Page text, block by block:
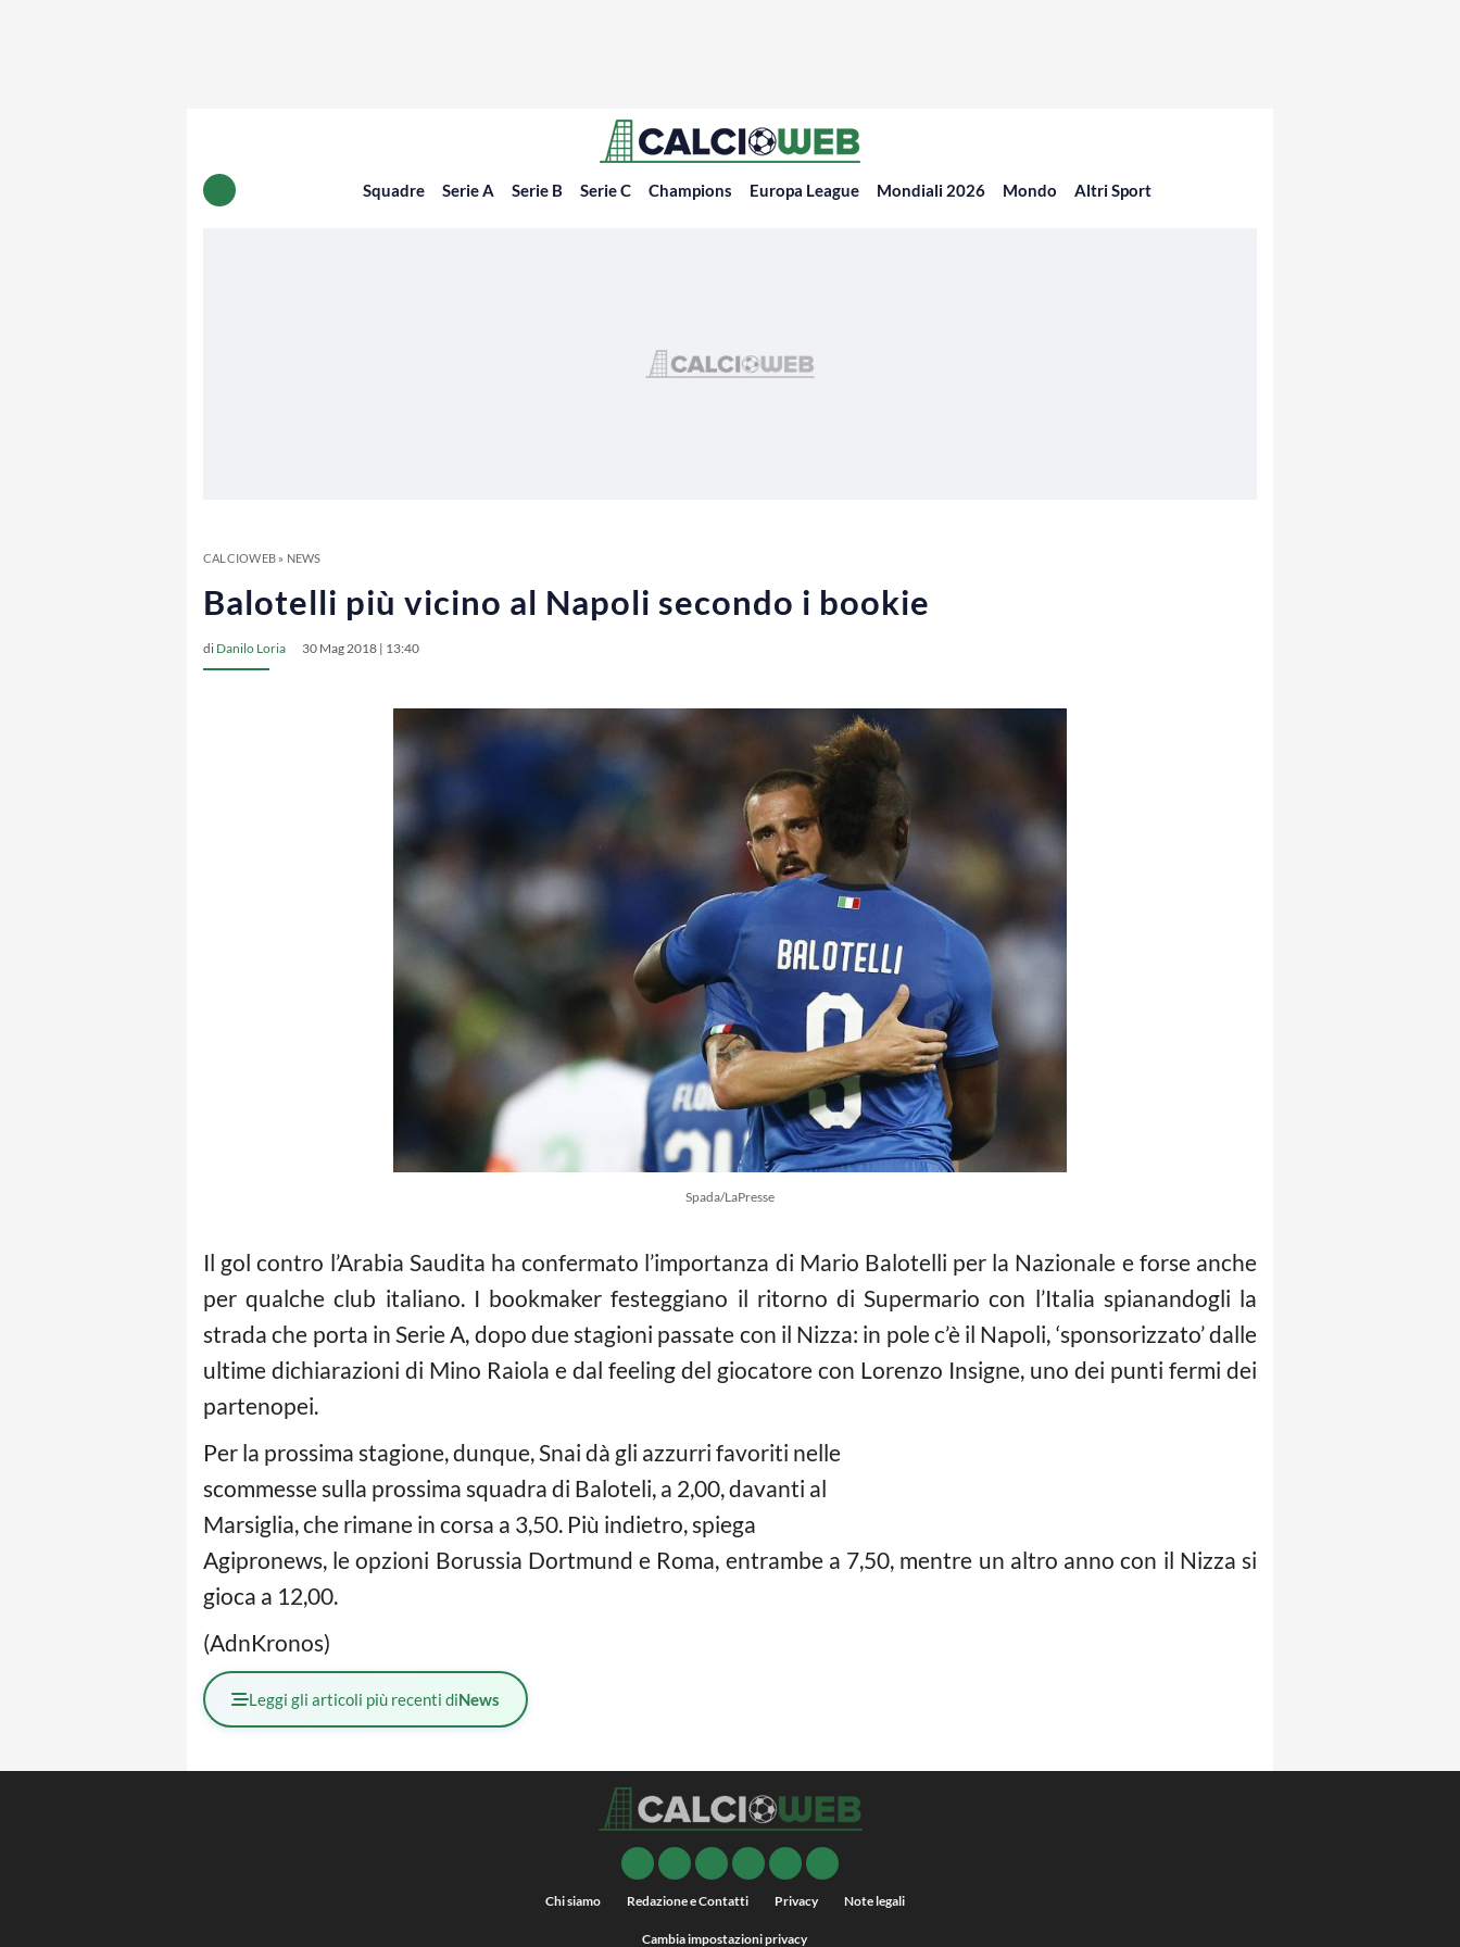
Squadre Serie A Serie B Serie C Champions Europa League Mondiali 2026 Mondo Altri Sport
CALCIOWEB» NEWS
Balotelli più vicino al Napoli secondo i bookie
di Danilo Loria 30 Mag 2018 | 13:40
Spada/LaPresse
Il gol contro l’Arabia Saudita ha confermato l’importanza di Mario Balotelli per la Nazionale e forse anche
per qualche club italiano. I bookmaker festeggiano il ritorno di Supermario con l’Italia spianandogli la
strada che porta in Serie A, dopo due stagioni passate con il Nizza: in pole c’è il Napoli, ‘sponsorizzato’ dalle
ultime dichiarazioni di Mino Raiola e dal feeling del giocatore con Lorenzo Insigne, uno dei punti fermi dei
partenopei.
Per la prossima stagione, dunque, Snai dà gli azzurri favoriti nelle
scommesse sulla prossima squadra di Baloteli, a 2,00, davanti al
Marsiglia, che rimane in corsa a 3,50. Più indietro, spiega
Agipronews, le opzioni Borussia Dortmund e Roma, entrambe a 7,50, mentre un altro anno con il Nizza si
gioca a 12,00.
(AdnKronos)
Leggi gli articoli più recenti diNews
Chi siamo Redazione e Contatti Privacy Note legali
Cambia impostazioni privacy